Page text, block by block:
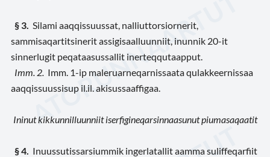
§ 3. Silami aaqqissuussat, nalliuttorsiornerit,
sammisaqartitsinerit assigisaalluunniit, inunnik 20-it
sinnerlugit peqataasussallit inerteqqutaapput.
Imm. 2. Imm. 1-ip maleruarneqarnissaata qulakkeernissaa
aaqqissuussisup il.il. akisussaaffigaa.
Ininut kikkunnilluunniit iserfigineqarsinnaasunut piumasaqaatit
§ 4. Inuussutissarsiummik ingerlatallit aamma suliffeqarfiit